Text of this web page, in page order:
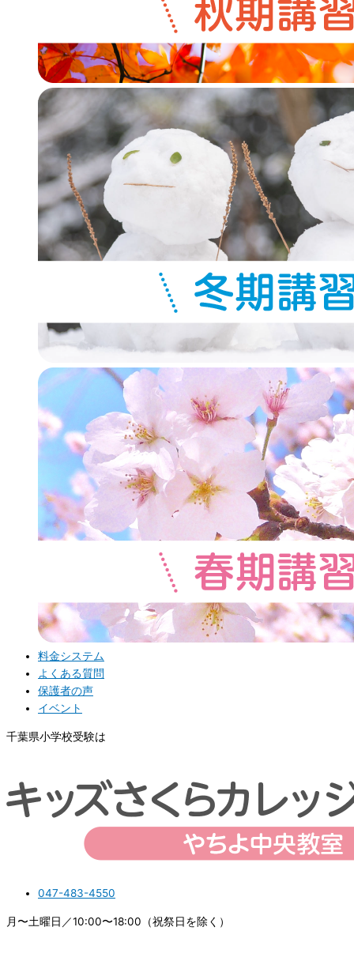
料金システム
よくある質問
保護者の声
イベント
千葉県小学校受験は
047-483-4550
月〜土曜日／10:00〜18:00（祝祭日を除く）